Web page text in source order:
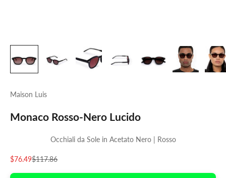
Maison Luis
Monaco Rosso-Nero Lucido
Occhiali da Sole in Acetato Nero | Rosso
Prezzo scontato
$76.49Prezzo
$117.86